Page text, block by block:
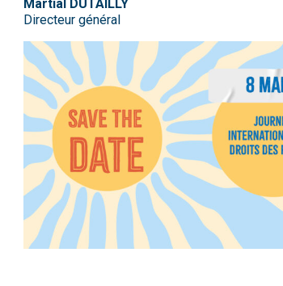
Martial DUTAILLY
Directeur général